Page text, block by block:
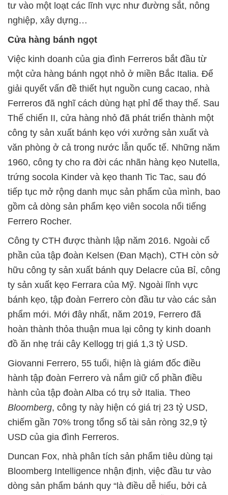
tư vào một loạt các lĩnh vực như đường sắt, nông
nghiệp, xây dựng…
Cửa hàng bánh ngọt
Việc kinh doanh của gia đình Ferreros bắt đầu từ
một cửa hàng bánh ngọt nhỏ ở miền Bắc Italia. Để
giải quyết vấn đề thiết hụt nguồn cung cacao, nhà
Ferreros đã nghĩ cách dùng hạt phỉ để thay thế. Sau
Thế chiến II, cửa hàng nhỏ đã phát triển thành một
công ty sản xuất bánh kẹo với xưởng sản xuất và
văn phòng ở cả trong nước lẫn quốc tế. Những năm
1960, công ty cho ra đời các nhãn hàng kẹo Nutella,
trứng socola Kinder và kẹo thanh Tic Tac, sau đó
tiếp tục mở rộng danh mục sản phẩm của mình, bao
gồm cả dòng sản phẩm kẹo viên socola nổi tiếng
Ferrero Rocher.
Công ty CTH được thành lập năm 2016. Ngoài cổ
phần của tập đoàn Kelsen (Đan Mạch), CTH còn sở
hữu công ty sản xuất bánh quy Delacre của Bỉ, công
ty sản xuất kẹo Ferrara của Mỹ. Ngoài lĩnh vực
bánh kẹo, tập đoàn Ferrero còn đầu tư vào các sản
phẩm mới. Mới đây nhất, năm 2019, Ferrero đã
hoàn thành thỏa thuận mua lại công ty kinh doanh
đồ ăn nhẹ trái cây Kellogg trị giá 1,3 tỷ USD.
Giovanni Ferrero, 55 tuổi, hiện là giám đốc điều
hành tập đoàn Ferrero và nắm giữ cổ phần điều
hành của tập đoàn Alba có trụ sở Italia. Theo
Bloomberg, công ty này hiện có giá trị 23 tỷ USD,
chiếm gần 70% trong tổng số tài sản ròng 32,9 tỷ
USD của gia đình Ferreros.
Duncan Fox, nhà phân tích sản phẩm tiêu dùng tại
Bloomberg Intelligence nhận định, việc đầu tư vào
dòng sản phẩm bánh quy “là điều dễ hiểu, bởi cả